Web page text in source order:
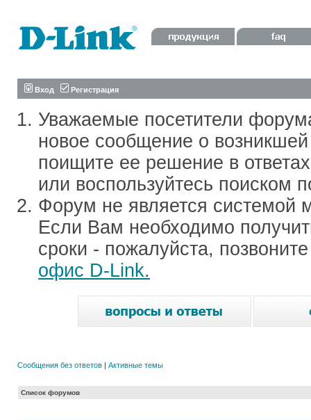
Вход Регистрация
Уважаемые посетители
новое сообщение о
поищите ее решение в
или воспользуйтесь поиском
Форум не является системой
Если Вам необходимо
сроки - пожалуйста,
офис D-Link.
Сообщения без ответов | Активные темы
Список форумов